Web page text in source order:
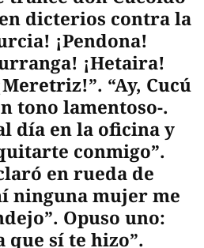
dicterios contra la
¡Pendona!
¡Hetaira!
“Ay, Cucú
tono lamentoso-.
día en la oficina y
conmigo”.
en rueda de
ninguna mujer me
Opuso uno:
que sí te hizo”.